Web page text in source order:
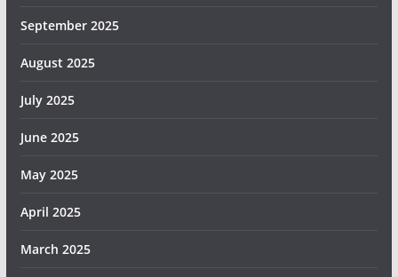
September 2025
August 2025
July 2025
June 2025
May 2025
April 2025
March 2025